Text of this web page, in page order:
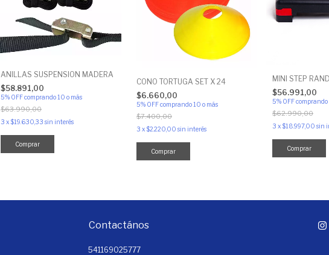
ANILLAS SUSPENSION MADERA
$58.891,00
5% OFFcomprando 10 o más
$63.990,00
3 x$19.630,33 sin interés
CONO TORTUGA SET X 24
$6.660,00
5% OFFcomprando 10 o más
$7.400,00
3 x$2.220,00 sin interés
MINI STEP
$56.991,00
5% OFFcomprando
$62.990,00
3 x$18.997,00 sin
Contactános
541169025777